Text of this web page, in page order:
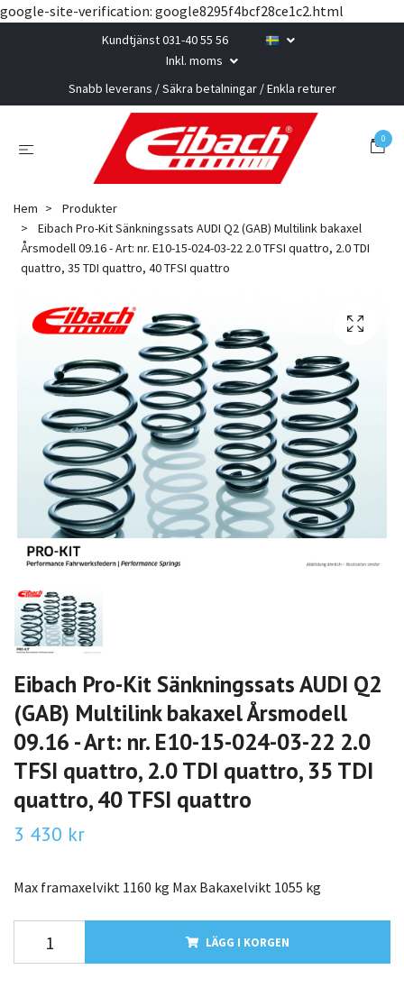
google-site-verification: google8295f4bcf28ce1c2.html
Kundtjänst 031-40 55 56
Inkl. moms
Snabb leverans / Säkra betalningar / Enkla returer
0
Hem
Produkter
Eibach Pro-Kit Sänkningssats AUDI Q2 (GAB) Multilink bakaxel
Årsmodell 09.16 - Art: nr. E10-15-024-03-22 2.0 TFSI quattro, 2.0 TDI
quattro, 35 TDI quattro, 40 TFSI quattro
Eibach Pro-Kit Sänkningssats AUDI Q2
(GAB) Multilink bakaxel Årsmodell
09.16 - Art: nr. E10-15-024-03-22 2.0
TFSI quattro, 2.0 TDI quattro, 35 TDI
quattro, 40 TFSI quattro
3 430 kr
Max framaxelvikt 1160 kg Max Bakaxelvikt 1055 kg
LÄGG I KORGEN